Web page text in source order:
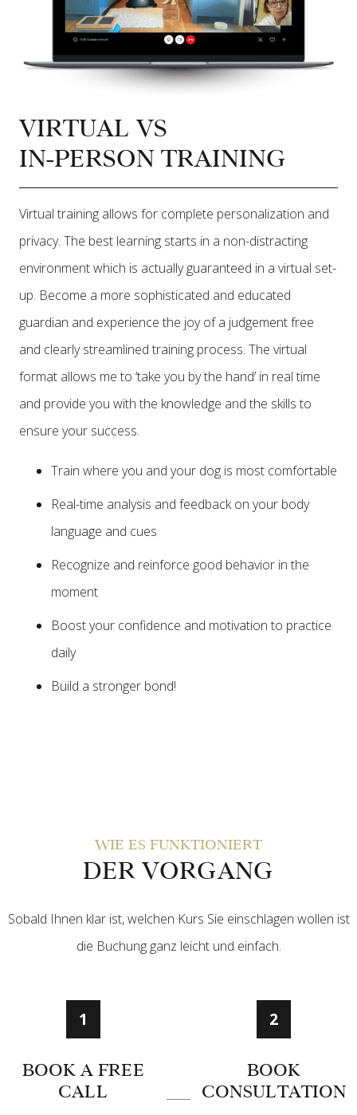
VIRTUAL VS
IN-PERSON TRAINING
Virtual training allows for complete personalization and
privacy. The best learning starts in a non-distracting
environment which is actually guaranteed in a virtual set-
up. Become a more sophisticated and educated
guardian and experience the joy of a judgement free
and clearly streamlined training process. The virtual
format allows me to ‘take you by the hand’ in real time
and provide you with the knowledge and the skills to
ensure your success.
Train where you and your dog is most comfortable
Real-time analysis and feedback on your body
language and cues
Recognize and reinforce good behavior in the
moment
Boost your confidence and motivation to practice
daily
Build a stronger bond!
WIE ES FUNKTIONIERT
DER VORGANG
Sobald Ihnen klar ist, welchen Kurs Sie einschlagen wollen ist
die Buchung ganz leicht und einfach.
1
BOOK A FREE
CALL
2
BOOK
CONSULTATION